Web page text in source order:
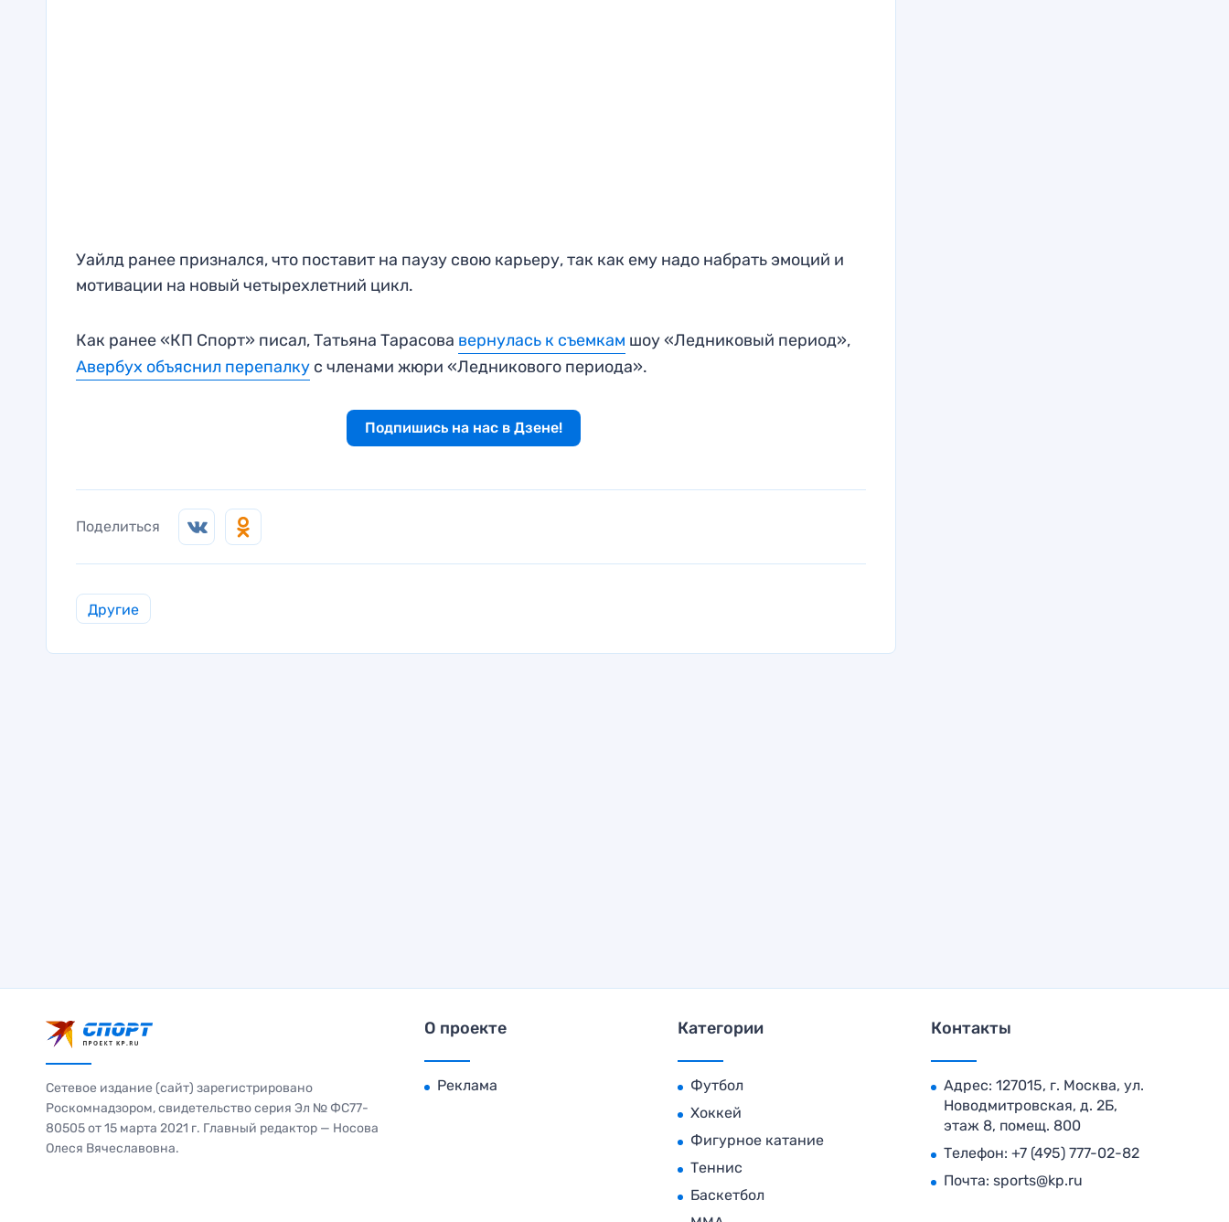
Уайлд ранее признался, что поставит на паузу свою карьеру, так как ему надо набрать эмоций и
мотивации на новый четырехлетний цикл.
Как ранее «КП Спорт» писал, Татьяна Тарасова вернулась к съемкам шоу «Ледниковый период»,
Авербух объяснил перепалкус членами жюри «Ледникового периода».
Подпишись на нас в Дзене!
Поделиться
Другие
Сетевое издание (сайт) зарегистрировано
Роскомнадзором, свидетельство серия Эл № ФС77-
80505 от 15 марта 2021 г. Главный редактор — Носова
Олеся Вячеславовна.
О проекте
Реклама
Категории
Футбол
Хоккей
Фигурное катание
Теннис
Баскетбол
Контакты
Адрес: 127015, г. Москва, ул.
Новодмитровская, д. 2Б,
этаж 8, помещ. 800
Телефон: +7 (495) 777-02-82
Почта: sports@kp.ru